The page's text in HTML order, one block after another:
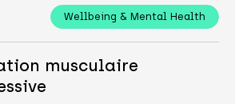
Wellbeing & Mental Health
musculaire